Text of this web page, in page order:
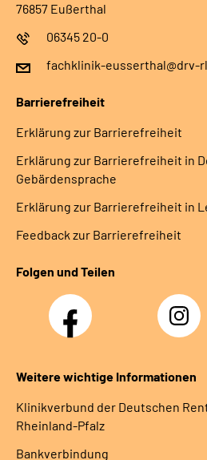
76857 Eußerthal
06345 20-0
fachklinik-eusserthal@drv-
Barrierefreiheit
Erklärung zur Barrierefreiheit
Erklärung zur Barrierefreiheit in
Gebärdensprache
Erklärung zur Barrierefreiheit in
Feedback zur Barrierefreiheit
Folgen und Teilen
Facebook
Instagram
DRV
Weitere wichtige Informationen
Klinikverbund der Deutschen
Rheinland-Pfalz
Bankverbindung